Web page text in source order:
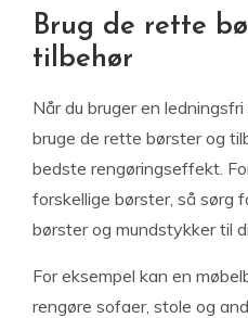
Brug de rette
tilbehør
Når du bruger en
bruge de rette børster og
bedste rengøringseffekt.
forskellige børster, så sørg
børster og mundstykker til
For eksempel kan en
rengøre sofaer, stole og